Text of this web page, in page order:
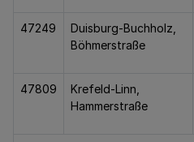
47249
Duisburg-Buchholz,
Böhmerstraße
47809
Krefeld-Linn,
Hammerstraße